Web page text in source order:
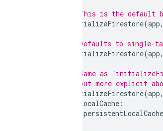
// This is the default
initializeFirestore(app,
// Defaults to single-
initializeFirestore(app,
// Same as
// but more explicit
initializeFirestore(app,
localCache :
persistentLocalCache